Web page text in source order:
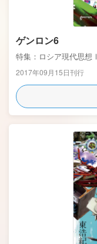
ゲンロン6
特集：ロシア現代思想Ⅰ
2017年09月15日刊行